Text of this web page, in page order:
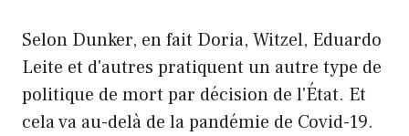
Selon Dunker, en fait Doria, Witzel, Eduardo
Leite et d'autres pratiquent un autre type de
politique de mort par décision de l'État. Et
cela va au-delà de la pandémie de Covid-19.